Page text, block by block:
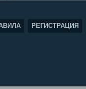
РЕГИСТРАЦИЯ